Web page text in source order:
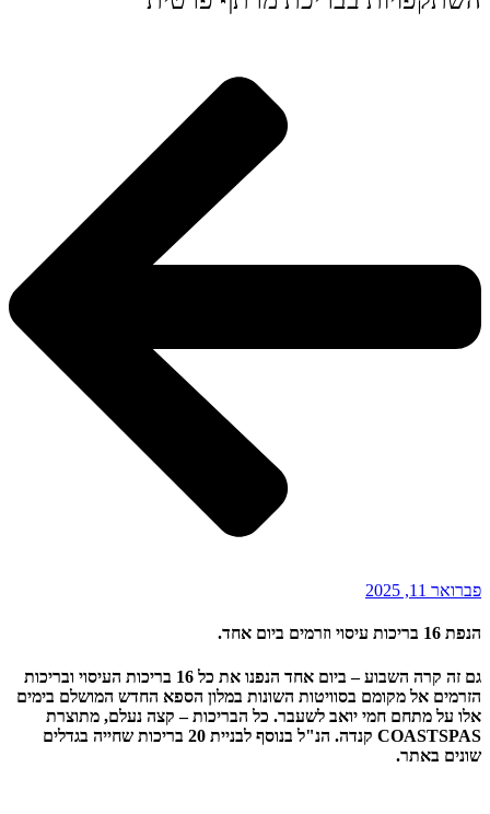
פברואר 11, 2025
הנפת 16 בריכות עיסוי וזרמים ביום אחד.
גם זה קרה השבוע – ביום אחד הנפנו את כל 16 בריכות העיסוי ובריכות
הזרמים אל מקומם בסוויטות השונות במלון הספא החדש המושלם בימים
אלו על מתחם חמי יואב לשעבר. כל הבריכות – קצה נעלם, מתוצרת
COASTSPAS קנדה. הנ"ל בנוסף לבניית 20 בריכות שחייה בגדלים
שונים באתר.